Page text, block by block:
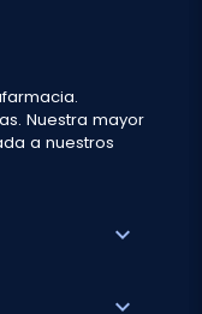
Nuestra mayor
a nuestros
expand_more
expand_more